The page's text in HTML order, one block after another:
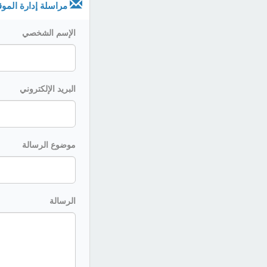
مراسلة إدارة
الإسم الشخصي
البريد الإلكتروني
موضوع الرسالة
الرسالة